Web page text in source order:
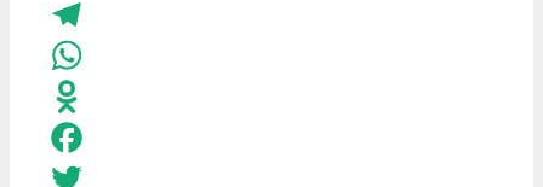
VK
Telegram
WhatsApp
Odnoklassniki
Facebook